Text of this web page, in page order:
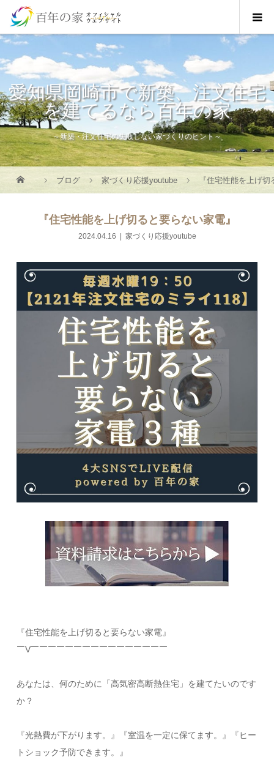
愛知県岡崎市で新築、注文住宅
を建てるなら百年の家
～新築・注文住宅の失敗しない家づくりのヒント～
ブログ 家づくり応援youtube 『住宅性能を上げ
『住宅性能を上げ切ると要らない家電』
2024.04.16 家づくり応援youtube
『住宅性能を上げ切ると要らない家電』
￣V￣￣￣￣￣￣￣￣￣￣￣￣￣￣￣￣
あなたは、何のために「高気密高断熱住宅」を建てたいのです
か？
​『光熱費が下がります。』『室温を一定に保てます。』『ヒー
トショック予防できます。』​